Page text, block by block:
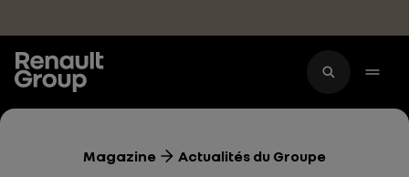
Magazine Actualités du Groupe